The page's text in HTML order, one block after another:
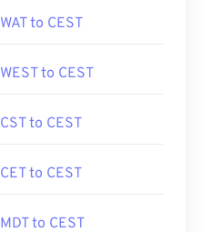
WAT to CEST
WEST to CEST
CST to CEST
CET to CEST
MDT to CEST